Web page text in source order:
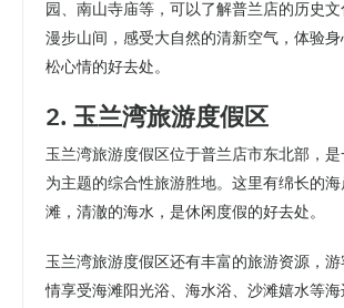
园、南山寺庙等，可以了解普兰店的历史
漫步山间，感受大自然的清新空气，体验
松心情的好去处。
2. 玉兰湾旅游度假区
玉兰湾旅游度假区位于普兰店市东北部，
为主题的综合性旅游胜地。这里有绵长的
滩，清澈的海水，是休闲度假的好去处。
玉兰湾旅游度假区还有丰富的旅游资源，
情享受海滩阳光浴、海水浴、沙滩嬉水等